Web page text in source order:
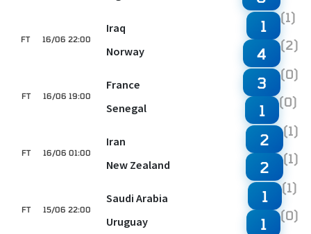
16/06 22:00
FT
Iraq
Norway
1 (1)
4 (2)
16/06 19:00
FT
France
Senegal
3 (0)
1 (0)
16/06 01:00
FT
Iran
New Zealand
2 (1)
2 (1)
15/06 22:00
FT
Saudi Arabia
Uruguay
1 (1)
1 (0)